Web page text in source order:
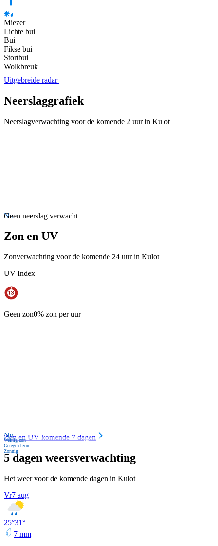
Miezer
Lichte bui
Bui
Fikse bui
Stortbui
Wolkbreuk
Uitgebreide radar
Neerslaggrafiek
Neerslagverwachting voor de komende 2 uur in Kulot
Nu
Geen neerslag verwacht
Zon en UV
Zonverwachting voor de komende 24 uur in Kulot
UV Index
Geen zon0% zon per uur
Nu
Weinig zon
Geregeld zon
Zonnig
Zon en UV komende 7 dagen
5 dagen weersverwachting
Het weer voor de komende dagen in Kulot
Vr7 aug
25°31°
7 mm